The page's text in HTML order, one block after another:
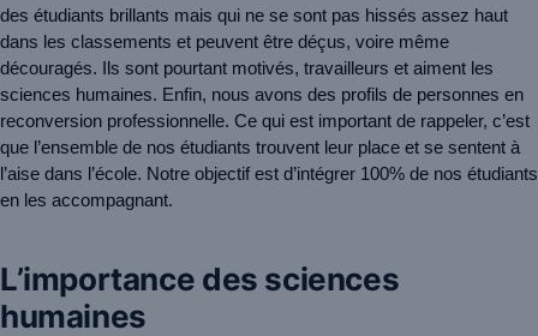
des étudiants brillants mais qui ne se sont pas hissés assez haut
dans les classements et peuvent être déçus, voire même
découragés. Ils sont pourtant motivés, travailleurs et aiment les
sciences humaines. Enfin, nous avons des profils de personnes en
reconversion professionnelle. Ce qui est important de rappeler, c’est
que l’ensemble de nos étudiants trouvent leur place et se sentent à
l’aise dans l’école. Notre objectif est d’intégrer 100% de nos étudiants
en les accompagnant.
L’importance des sciences
humaines